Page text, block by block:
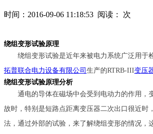
时间： 2016-09-06 11:18:53 阅读： 次
绕组变形试验原理
绕组变形试验是近年来被电力系统广泛用于
拓普联合电力设备有限公司 生产的RTRB-III变压
绕组变形试验原理分析
通电的导体在磁场中会受到电动力的作用，
故时，特别是短路点距离变压器二次出口很近
法，通过外部的试验，来了解绕组变形的情况，